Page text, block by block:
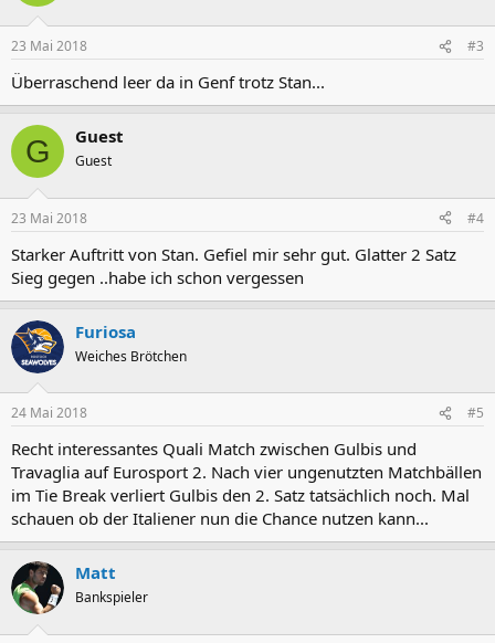
23 Mai 2018 #3
Überraschend leer da in Genf trotz Stan...
G Guest
Guest
23 Mai 2018 #4
Starker Auftritt von Stan. Gefiel mir sehr gut. Glatter 2 Satz
Sieg gegen ..habe ich schon vergessen
Furiosa
Weiches Brötchen
24 Mai 2018 #5
Recht interessantes Quali Match zwischen Gulbis und
Travaglia auf Eurosport 2. Nach vier ungenutzten Matchbällen
im Tie Break verliert Gulbis den 2. Satz tatsächlich noch. Mal
schauen ob der Italiener nun die Chance nutzen kann...
Matt
Bankspieler